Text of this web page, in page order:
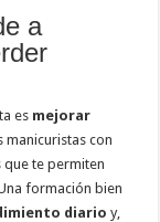
a
es mejorar
manicuristas con
que te permiten
formación bien
diario y,